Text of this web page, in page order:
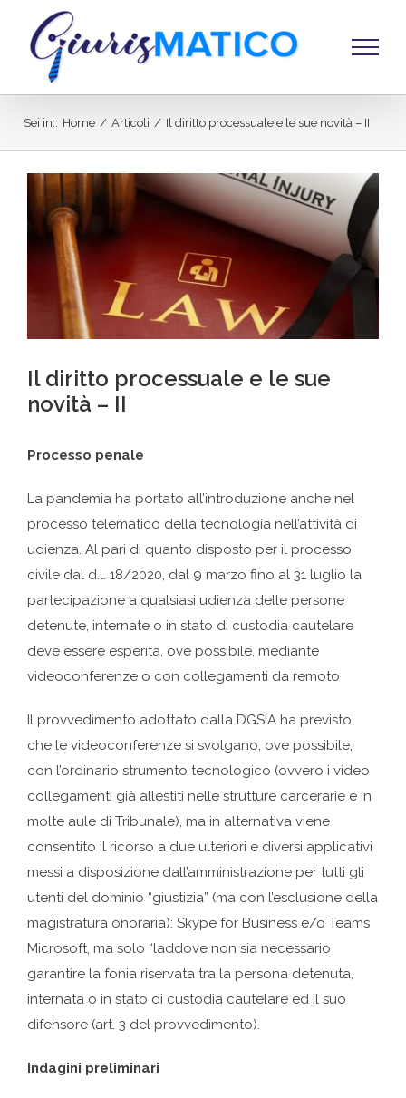
contenuto
Sei in:: Home / Articoli / Il diritto processuale e le sue novità – II
Ingrandisci
immagine
Il diritto processuale e le sue
novità – II
Processo penale
La pandemia ha portato all’introduzione anche nel
processo telematico della tecnologia nell’attività di
udienza. Al pari di quanto disposto per il processo
civile dal d.l. 18/2020, dal 9 marzo fino al 31 luglio la
partecipazione a qualsiasi udienza delle persone
detenute, internate o in stato di custodia cautelare
deve essere esperita, ove possibile, mediante
videoconferenze o con collegamenti da remoto
Il provvedimento adottato dalla DGSIA ha previsto
che le videoconferenze si svolgano, ove possibile,
con l’ordinario strumento tecnologico (ovvero i video
collegamenti già allestiti nelle strutture carcerarie e in
molte aule di Tribunale), ma in alternativa viene
consentito il ricorso a due ulteriori e diversi applicativi
messi a disposizione dall’amministrazione per tutti gli
utenti del dominio “giustizia” (ma con l’esclusione della
magistratura onoraria): Skype for Business e/o Teams
Microsoft, ma solo “laddove non sia necessario
garantire la fonia riservata tra la persona detenuta,
internata o in stato di custodia cautelare ed il suo
difensore (art. 3 del provvedimento).
Indagini preliminari